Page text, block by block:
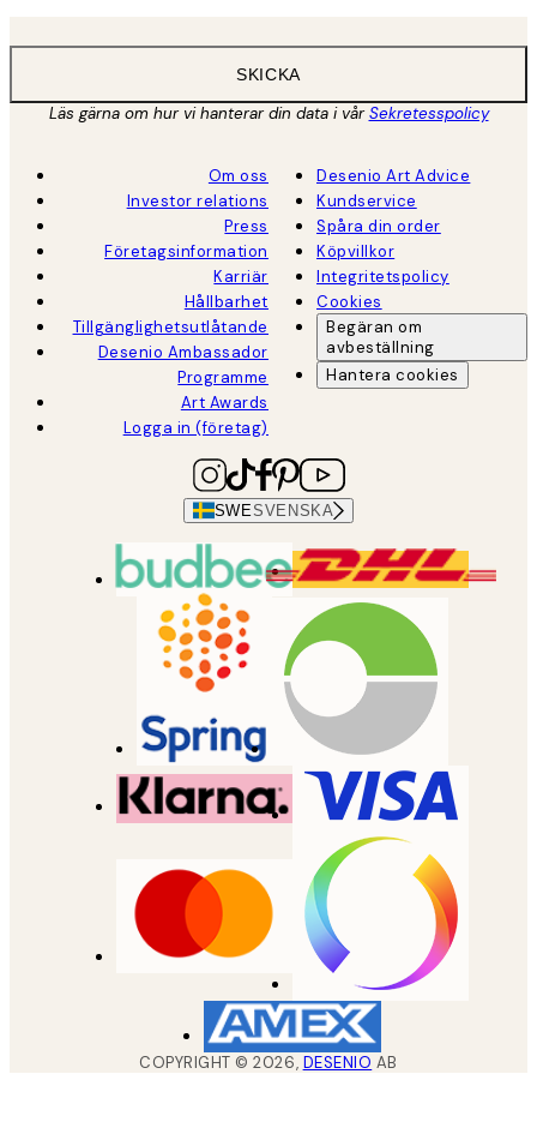
SKICKA
Läs gärna om hur vi hanterar din data i vårSekretesspolicy
Om oss
Investor relations
Press
Företagsinformation
Karriär
Hållbarhet
Tillgänglighetsutlåtande
Desenio Ambassador
Programme
Art Awards
Logga in (företag)
Desenio Art Advice
Kundservice
Spåra din order
Köpvillkor
Integritetspolicy
Cookies
Begäran om
avbeställning
Hantera cookies
SWESVENSKA
COPYRIGHT ©2026, DESENIO AB